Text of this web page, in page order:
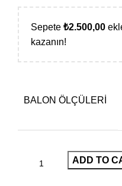
Sepete ₺2.500,00
kazanın!
BALON ÖLÇÜLERI
ADD TO